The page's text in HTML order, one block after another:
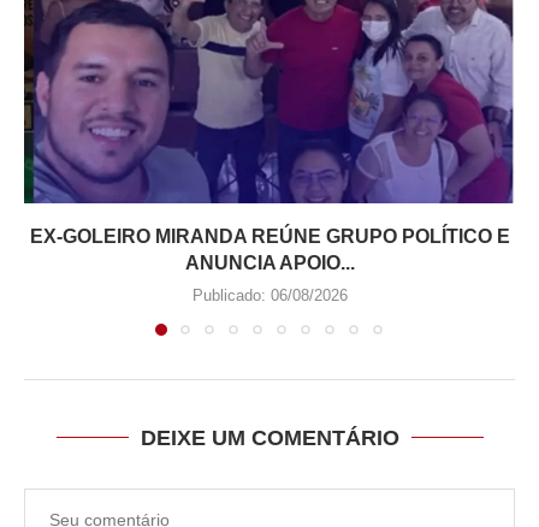
EX-GOLEIRO MIRANDA REÚNE GRUPO POLÍTICO E
ANUNCIA APOIO...
Publicado: 06/08/2026
DEIXE UM COMENTÁRIO